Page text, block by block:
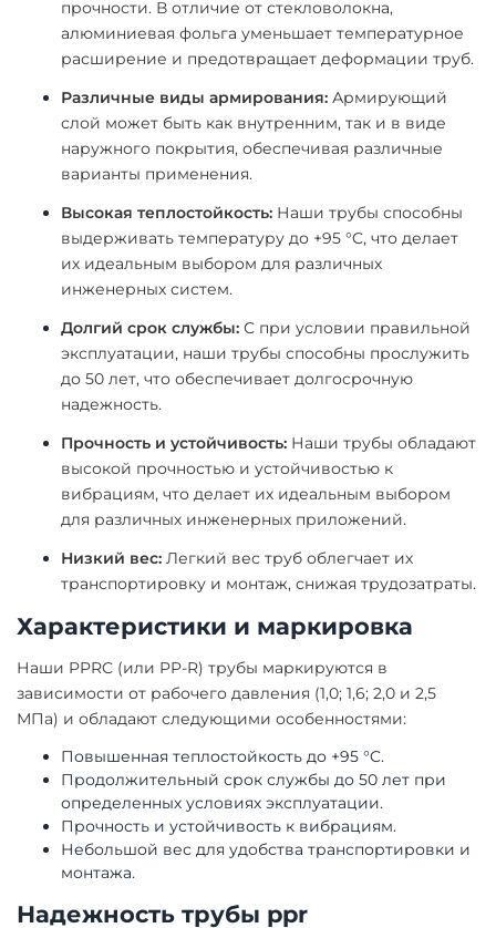
прочности. В отличие от стекловолокна,
алюминиевая фольга уменьшает температурное
расширение и предотвращает деформации труб.
Различные виды армирования: Армирующий
слой может быть как внутренним, так и в виде
наружного покрытия, обеспечивая различные
варианты применения.
Высокая теплостойкость: Наши трубы способны
выдерживать температуру до +95 °C, что делает
их идеальным выбором для различных
инженерных систем.
Долгий срок службы: С при условии правильной
эксплуатации, наши трубы способны прослужить
до 50 лет, что обеспечивает долгосрочную
надежность.
Прочность и устойчивость: Наши трубы обладают
высокой прочностью и устойчивостью к
вибрациям, что делает их идеальным выбором
для различных инженерных приложений.
Низкий вес: Легкий вес труб облегчает их
транспортировку и монтаж, снижая трудозатраты.
Характеристики и маркировка
Наши PPRC (или PP-R) трубы маркируются в
зависимости от рабочего давления (1,0; 1,6; 2,0 и 2,5
МПа) и обладают следующими особенностями:
Повышенная теплостойкость до +95 °C.
Продолжительный срок службы до 50 лет при
определенных условиях эксплуатации.
Прочность и устойчивость к вибрациям.
Небольшой вес для удобства транспортировки и
монтажа.
Надежность трубы ppr